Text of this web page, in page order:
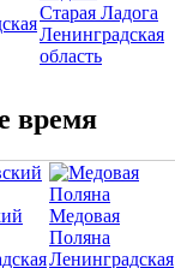
Старая Ладога
Ленинградская
область
время
Медовая
Поляна
Ленинградская